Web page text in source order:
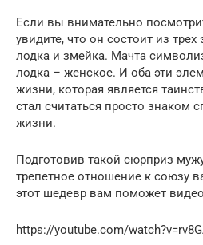
Если вы внимательно
увидите, что он состоит из
лодка и змейка. Мачта
лодка – женское. И оба эти
жизни, которая является
стал считаться просто знаком
жизни.
Подготовив такой сюрприз
трепетное отношение к союзу
этот шедевр вам поможет
https://youtube.com/